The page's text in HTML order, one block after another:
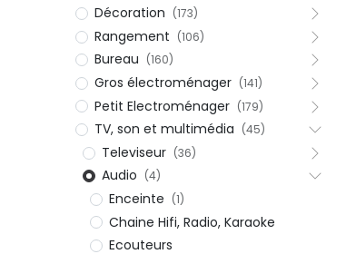
Décoration (173)
Rangement (106)
Bureau (160)
Gros électroménager (141)
Petit Electroménager (179)
TV, son et multimédia (45)
Televiseur (36)
Audio (4)
Enceinte (1)
Chaine Hifi, Radio, Karaoke
Ecouteurs
Retrait gratuit en magasin
Hors offres partenaires